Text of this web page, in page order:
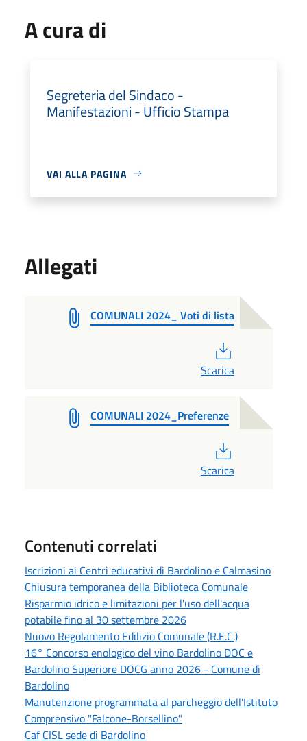
A cura di
Segreteria del Sindaco -
Manifestazioni - Ufficio Stampa
VAI ALLA PAGINA
Allegati
COMUNALI 2024_ Voti di lista
Scarica
COMUNALI 2024_Preferenze
Scarica
Contenuti correlati
Iscrizioni ai Centri educativi di Bardolino e Calmasino
Chiusura temporanea della Biblioteca Comunale
Risparmio idrico e limitazioni per l'uso dell'acqua
potabile fino al 30 settembre 2026
Nuovo Regolamento Edilizio Comunale (R.E.C.)
16° Concorso enologico del vino Bardolino DOC e
Bardolino Superiore DOCG anno 2026 - Comune di
Bardolino
Manutenzione programmata al parcheggio dell'Istituto
Comprensivo "Falcone-Borsellino"
Caf CISL sede di Bardolino